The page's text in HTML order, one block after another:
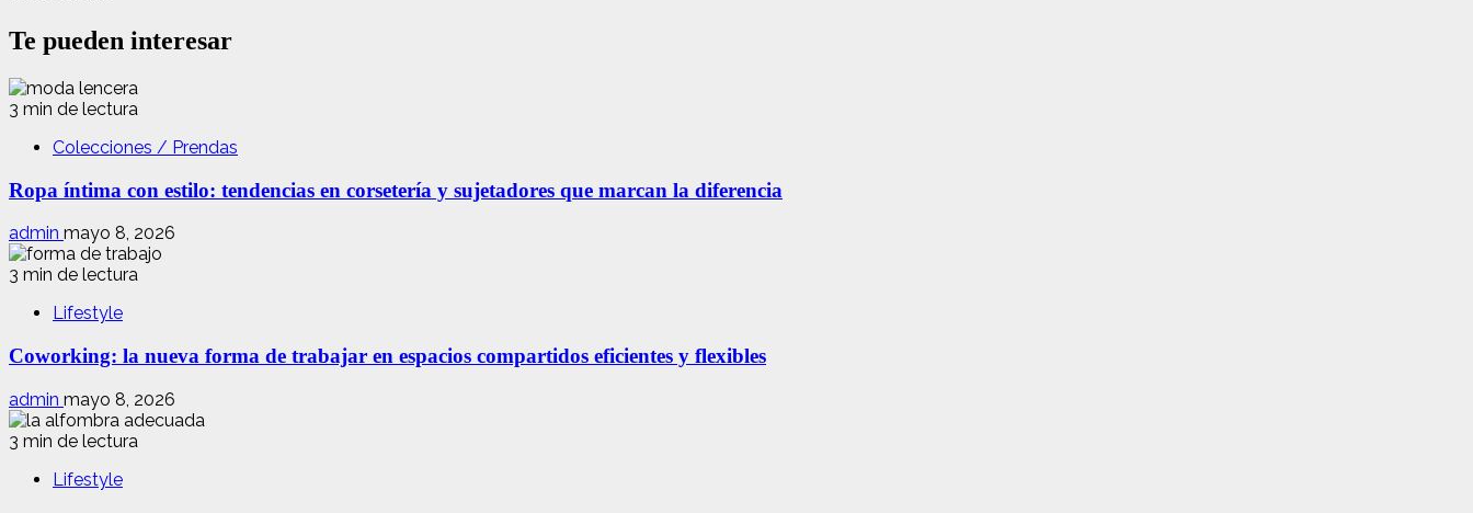
Te pueden interesar
3 min de lectura
Colecciones / Prendas
Ropa íntima con estilo: tendencias en corsetería y sujetadores que marcan la diferencia
admin mayo 8, 2026
3 min de lectura
Lifestyle
Coworking: la nueva forma de trabajar en espacios compartidos eficientes y flexibles
admin mayo 8, 2026
3 min de lectura
Lifestyle